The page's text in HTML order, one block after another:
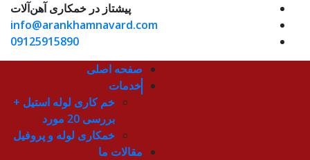
پیشتاز در خمکاری آهن‌آلات
info@arankhamnavard.com
09125915890
صفحه اصلی
خدمات
خم کاری لوله استیل +
بررسی 20 مورد
خمکاری لوله و پروفیل
مقالات ما